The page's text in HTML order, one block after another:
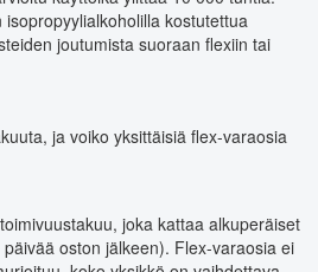
kostutettua
joutumista suoraan flexiin tai
ja voiko yksittäisiä flex-varaosia
joka kattaa alkuperäiset
oston jälkeen). Flex-varaosia ei